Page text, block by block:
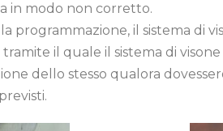
in modo non corretto.
il sistema di
il quale il sistema di
dello stesso qualora